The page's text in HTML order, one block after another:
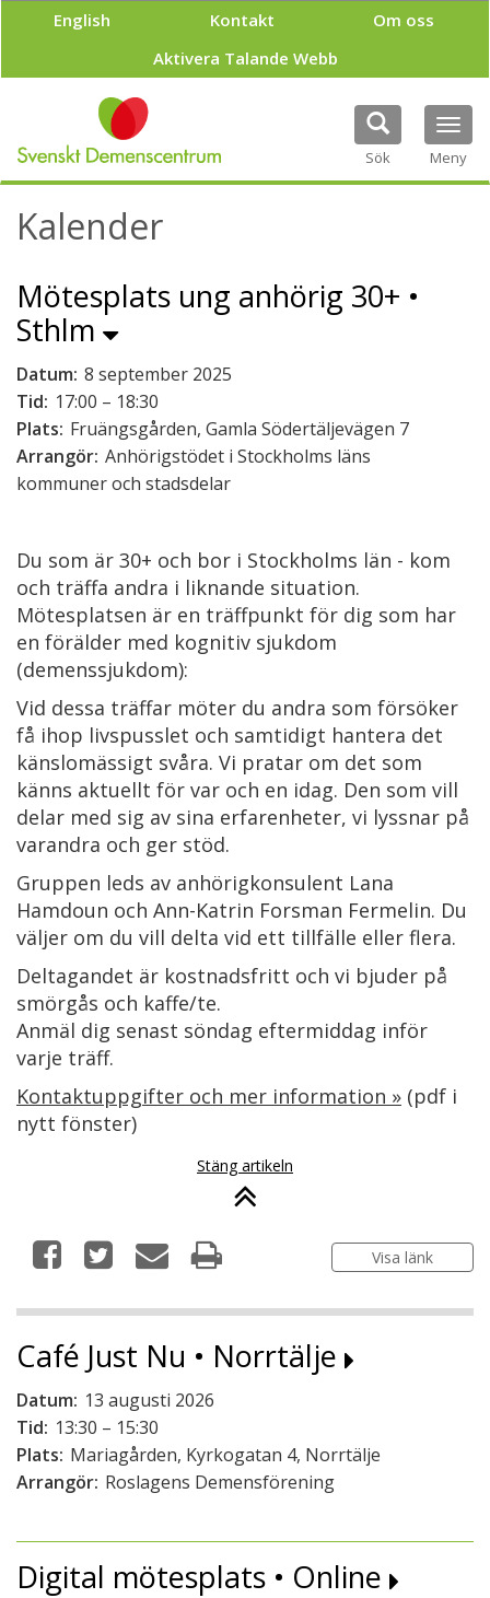
p
l
English Kontakt
Om oss
Aktivera Talande Webb
Sök Meny
Kalender
Mötesplats ung anhörig 30+ •
Sthlm
Datum: 8 september 2025
Tid: 17:00 – 18:30
Plats: Fruängsgården, Gamla Södertäljevägen 7
Arrangör: Anhörigstödet i Stockholms läns
kommuner och stadsdelar
Du som är 30+ och bor i Stockholms län - kom
och träffa andra i liknande situation.
Mötesplatsen är en träffpunkt för dig som har
en förälder med kognitiv sjukdom
(demenssjukdom):
Vid dessa träffar möter du andra som försöker
få ihop livspusslet och samtidigt hantera det
känslomässigt svåra. Vi pratar om det som
känns aktuellt för var och en idag. Den som vill
delar med sig av sina erfarenheter, vi lyssnar på
varandra och ger stöd.
Gruppen leds av anhörigkonsulent Lana
Hamdoun och Ann-Katrin Forsman Fermelin. Du
väljer om du vill delta vid ett tillfälle eller flera.
Deltagandet är kostnadsfritt och vi bjuder på
smörgås och kaffe/te.
Anmäl dig senast söndag eftermiddag inför
varje träff.
Kontaktuppgifter och mer information » (pdf i
nytt fönster)
Stäng artikeln
Visa länk
Café Just Nu • Norrtälje
Datum: 13 augusti 2026
Tid: 13:30 – 15:30
Plats: Mariagården, Kyrkogatan 4, Norrtälje
Arrangör: Roslagens Demensförening
Digital mötesplats • Online